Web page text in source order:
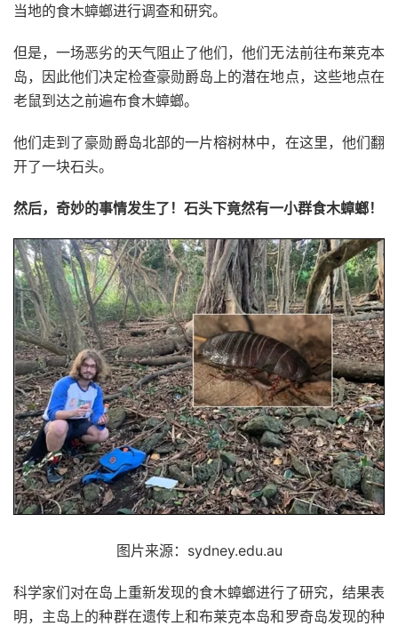
当地的食木蟑螂进行调查和研究。
但是，一场恶劣的天气阻止了他们，他们无法前往布莱克本
岛，因此他们决定检查豪勋爵岛上的潜在地点，这些地点在
老鼠到达之前遍布食木蟑螂。
他们走到了豪勋爵岛北部的一片榕树林中，在这里，他们翻
开了一块石头。
然后，奇妙的事情发生了！石头下竟然有一小群食木蟑螂！
图片来源：sydney.edu.au
科学家们对在岛上重新发现的食木蟑螂进行了研究，结果表
明，主岛上的种群在遗传上和布莱克本岛和罗奇岛发现的种